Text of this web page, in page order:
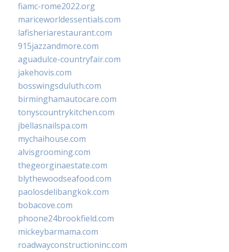
fiamc-rome2022.org
mariceworldessentials.com
lafisheriarestaurant.com
915jazzandmore.com
aguadulce-countryfair.com
jakehovis.com
bosswingsduluth.com
birminghamautocare.com
tonyscountrykitchen.com
jbellasnailspa.com
mychaihouse.com
alvisgrooming.com
thegeorginaestate.com
blythewoodseafood.com
paolosdelibangkok.com
bobacove.com
phoone24brookfield.com
mickeybarmama.com
roadwayconstructioninc.com